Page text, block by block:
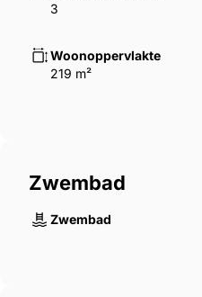
3
Woonoppervlakte
219 m²
Zwembad
Zwembad